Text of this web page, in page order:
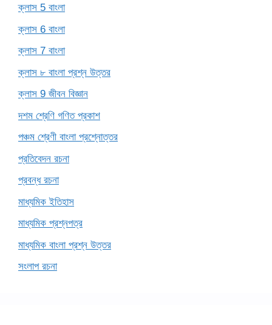
ক্লাস 5 বাংলা
ক্লাস 6 বাংলা
ক্লাস 7 বাংলা
ক্লাস ৮ বাংলা প্রশ্ন উত্তর
ক্লাস 9 জীবন বিজ্ঞান
দশম শ্রেণি গণিত প্রকাশ
পঞ্চম শ্রেণী বাংলা প্রশ্নোত্তর
প্রতিবেদন রচনা
প্রবন্ধ রচনা
মাধ্যমিক ইতিহাস
মাধ্যমিক প্রশ্নপত্র
মাধ্যমিক বাংলা প্রশ্ন উত্তর
সংলাপ রচনা